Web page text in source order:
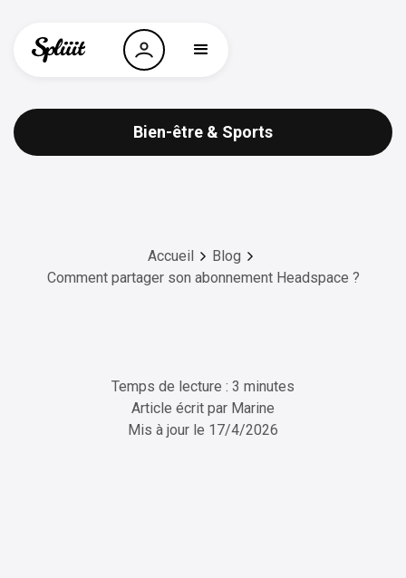
Bien-être & Sports
Accueil
Blog
Comment partager son abonnement Headspace ?
Temps de lecture : 3 minutes
Article écrit par Marine
Mis à jour le 17/4/2026